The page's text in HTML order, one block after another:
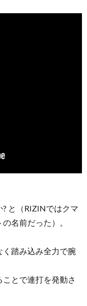
と（RIZINではクマ
名前だった）。
踏み込み全力で腕
とで連打を発動さ